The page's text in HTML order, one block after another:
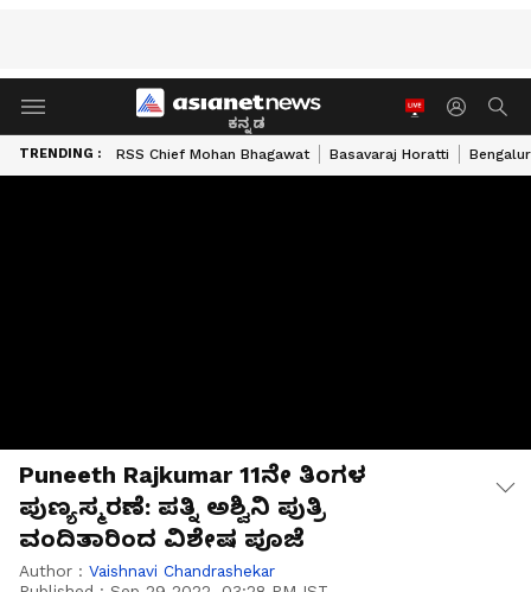
ಕನ್ನಡ
TRENDING : RSS Chief Mohan Bhagawat Basavaraj Horatti
Puneeth Rajkumar 11ನೇ ತಿಂಗಳ
ಪುಣ್ಯಸ್ಮರಣೆ: ಪತ್ನಿ ಅಶ್ವಿನಿ ಪುತ್ರಿ
ವಂದಿತಾರಿಂದ ವಿಶೇಷ ಪೂಜೆ
Author : Vaishnavi Chandrashekar